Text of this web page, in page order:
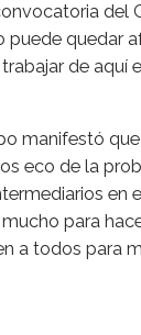
del
puede quedar
de aquí
manifestó
eco de la
en
para
a todos para